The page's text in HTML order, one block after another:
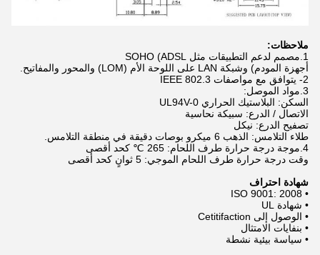
ملاحظات:
1.مصمم لدعم التطبيقات مثل SOHO (ADSL
أجهزة المودم) وشبكة LAN على اللوحة الأم (LOM) والمحور والمفاتيح.
2- يتوافق مع مواصفات IEEE 802.3
3.مواد الموصل:
السكن: البلاستيك الحراري UL94V-0
الاتصال / الدرع: سبيكة نحاسية
تصفيح الدرع: نيكل
طلاء التلامس: الذهب 6 ميكرو بوصات دقيقة في منطقة التلامس.
4.موجة درجة حرارة طرف اللحام: 265 ℃ كحد أقصى
وقت درجة حرارة طرف اللحام الموجي: 5 ثوانٍ كحد أقصى
شهادة احتراف
• ISO 9001: 2008
• شهادة UL
• الوصول إلى Cetitifaction
• بنفايات الامتثال
• سياسة بيئية نشطة